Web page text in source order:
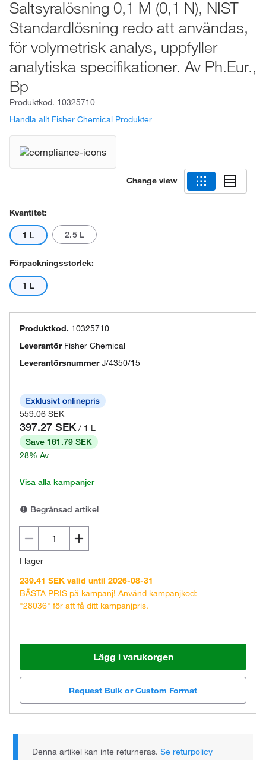
Saltsyralösning 0,1 M (0,1 N), NIST
Standardlösning redo att användas,
för volymetrisk analys, uppfyller
analytiska specifikationer. Av Ph.Eur.,
Bp
Produktkod. 10325710
Handla allt Fisher Chemical Produkter
Change view
Kvantitet:
1 L 2.5 L
Förpackningsstorlek:
1 L
Produktkod. 10325710
Leverantör Fisher Chemical
Leverantörsnummer J/4350/15
559.06 SEK
397.27 SEK / 1 L
Save 161.79 SEK
28% Av
Visa alla kampanjer
Begränsad artikel
I lager
239.41 SEK valid until 2026-08-31
BÄSTA PRIS på kampanj! Använd kampanjkod:
"28036" för att få ditt kampanjpris.
Lägg i varukorgen
Request Bulk or Custom Format
Denna artikel kan inte returneras.Se returpolicy